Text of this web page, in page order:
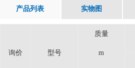
产品列表 实物图
询价 型号
质量
m